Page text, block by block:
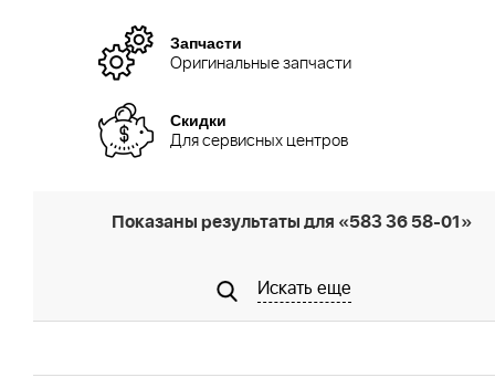
Запчасти
Оригинальные запчасти
Скидки
Для сервисных центров
Показаны результаты для «583 36 58-01»
Искать еще